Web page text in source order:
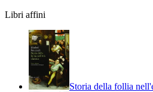
Libri affini
Storia della follia